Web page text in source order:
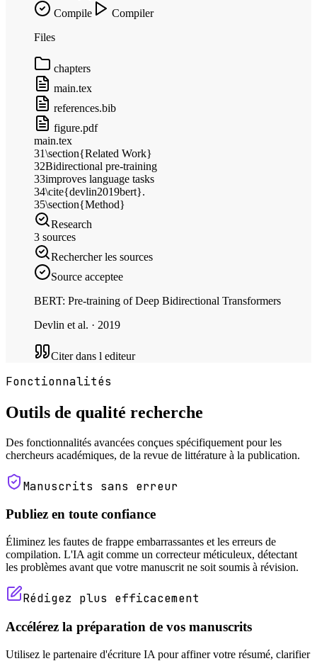
Compile
Compiler
Files
chapters
main.tex
references.bib
figure.pdf
main.tex
31\section{Related Work}
32Bidirectional pre-training
33improves language tasks
34\cite{devlin2019bert}.
35\section{Method}
Research
3 sources
Rechercher les sources
Source acceptee
BERT: Pre-training of Deep Bidirectional Transformers
Devlin et al. · 2019
Citer dans l editeur
Fonctionnalités
Outils de qualité recherche
Des fonctionnalités avancées conçues spécifiquement pour les
chercheurs académiques, de la revue de littérature à la publication.
Manuscrits sans erreur
Publiez en toute confiance
Éliminez les fautes de frappe embarrassantes et les erreurs de
compilation. L'IA agit comme un correcteur méticuleux, détectant
les problèmes avant que votre manuscrit ne soit soumis à révision.
Rédigez plus efficacement
Accélérez la préparation de vos manuscrits
Utilisez le partenaire d'écriture IA pour affiner votre résumé, clarifier